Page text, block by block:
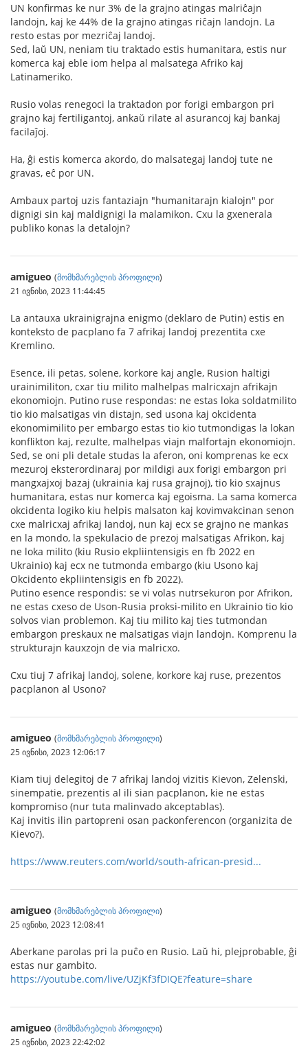
UN konfirmas ke nur 3% de la grajno atingas malriĉajn
landojn, kaj ke 44% de la grajno atingas riĉajn landojn. La
resto estas por mezriĉaj landoj.
Sed, laŭ UN, neniam tiu traktado estis humanitara, estis nur
komerca kaj eble iom helpa al malsatega Afriko kaj
Latinameriko.
Rusio volas renegoci la traktadon por forigi embargon pri
grajno kaj fertiligantoj, ankaŭ rilate al asurancoj kaj bankaj
facilaĵoj.
Ha, ĝi estis komerca akordo, do malsategaj landoj tute ne
gravas, eĉ por UN.
Ambaux partoj uzis fantaziajn "humanitarajn kialojn" por
dignigi sin kaj maldignigi la malamikon. Cxu la gxenerala
publiko konas la detalojn?
amigueo (მომხმარებლის პროფილი)
21 ივნისი, 2023 11:44:45
La antauxa ukrainigrajna enigmo (deklaro de Putin) estis en
konteksto de pacplano fa 7 afrikaj landoj prezentita cxe
Kremlino.
Esence, ili petas, solene, korkore kaj angle, Rusion haltigi
urainimiliton, cxar tiu milito malhelpas malricxajn afrikajn
ekonomiojn. Putino ruse respondas: ne estas loka soldatmilito
tio kio malsatigas vin distajn, sed usona kaj okcidenta
ekonomimilito per embargo estas tio kio tutmondigas la lokan
konflikton kaj, rezulte, malhelpas viajn malfortajn ekonomiojn.
Sed, se oni pli detale studas la aferon, oni komprenas ke ecx
mezuroj eksterordinaraj por mildigi aux forigi embargon pri
mangxajxoj bazaj (ukrainia kaj rusa grajnoj), tio kio sxajnus
humanitara, estas nur komerca kaj egoisma. La sama komerca
okcidenta logiko kiu helpis malsaton kaj kovimvakcinan senon
cxe malricxaj afrikaj landoj, nun kaj ecx se grajno ne mankas
en la mondo, la spekulacio de prezoj malsatigas Afrikon, kaj
ne loka milito (kiu Rusio ekpliintensigis en fb 2022 en
Ukrainio) kaj ecx ne tutmonda embargo (kiu Usono kaj
Okcidento ekpliintensigis en fb 2022).
Putino esence respondis: se vi volas nutrsekuron por Afrikon,
ne estas cxeso de Uson-Rusia proksi-milito en Ukrainio tio kio
solvos vian problemon. Kaj tiu milito kaj ties tutmondan
embargon preskaux ne malsatigas viajn landojn. Komprenu la
strukturajn kauxzojn de via malricxo.
Cxu tiuj 7 afrikaj landoj, solene, korkore kaj ruse, prezentos
pacplanon al Usono?
amigueo (მომხმარებლის პროფილი)
25 ივნისი, 2023 12:06:17
Kiam tiuj delegitoj de 7 afrikaj landoj vizitis Kievon, Zelenski,
sinempatie, prezentis al ili sian pacplanon, kie ne estas
kompromiso (nur tuta malinvado akceptablas).
Kaj invitis ilin partopreni osan packonferencon (organizita de
Kievo?).
https://www.reuters.com/world/south-african-presid...
amigueo (მომხმარებლის პროფილი)
25 ივნისი, 2023 12:08:41
Aberkane parolas pri la puĉo en Rusio. Laŭ hi, plejprobable, ĝi
estas nur gambito.
https://youtube.com/live/UZjKf3fDIQE?feature=share
amigueo (მომხმარებლის პროფილი)
25 ივნისი, 2023 22:42:02